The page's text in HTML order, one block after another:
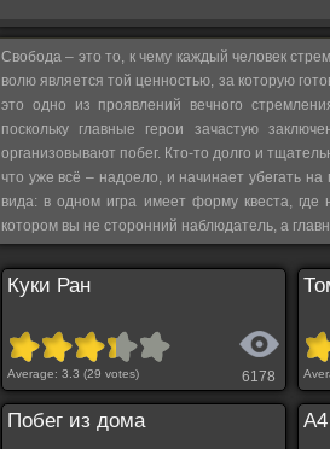
Свобода – это то, к чему каждый человек
волю является той ценностью, за которую
это одно из проявлений вечного
поскольку главные герои зачастую
организовывают побег. Кто-то долго и
что уже всё – надоело, и начинает убегать
вида: в одном игра имеет форму квеста,
котором вы не сторонний наблюдатель, а
Куки Ран
Average: 3.3 (29 votes) 6178
Побег из дома
Страницы